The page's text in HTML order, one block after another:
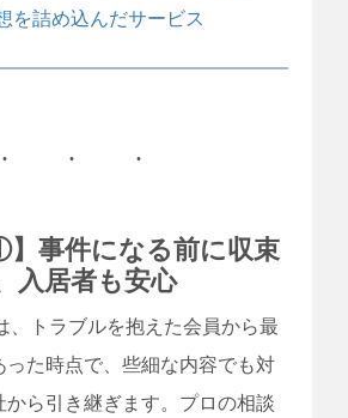
を詰め込んだサービス
】事件になる前に収束
入居者も安心
トラブルを抱えた会員から最
た時点で、些細な内容でも対
ら引き継ぎます。プロの相談